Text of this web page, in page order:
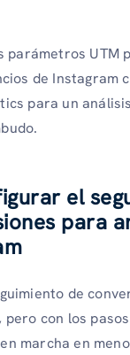
parámetros UTM
de Instagram
para un
el
para
de
con los
marcha en